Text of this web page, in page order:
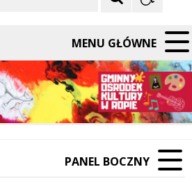
MENU GŁÓWNE
PANEL BOCZNY